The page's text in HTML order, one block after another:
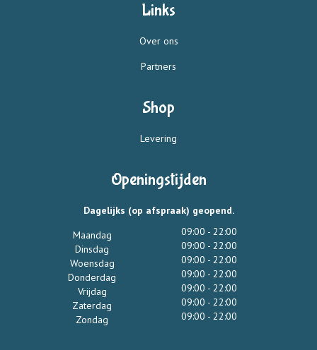
Links
Over ons
Partners
Shop
Levering
Openingstijden
Dagelijks (op afspraak) geopend.
Maandag
Dinsdag
Woensdag
Donderdag
Vrijdag
Zaterdag
Zondag
09:00 - 22:00
09:00 - 22:00
09:00 - 22:00
09:00 - 22:00
09:00 - 22:00
09:00 - 22:00
09:00 - 22:00